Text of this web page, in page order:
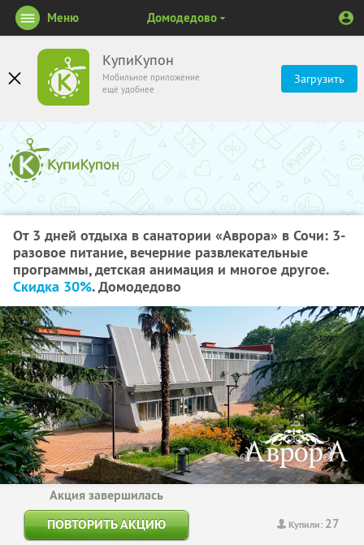
КупиКупон
Мобильное приложение
ещё удобнее
Загрузить
Меню Домодедово
От 3 дней отдыха в санатории «Аврора» в Сочи: 3-
разовое питание, вечерние развлекательные
программы, детская анимация и многое другое.
Скидка 30%. Домодедово
Купили: 27
Акция завершилась
ПОВТОРИТЬ АКЦИЮ